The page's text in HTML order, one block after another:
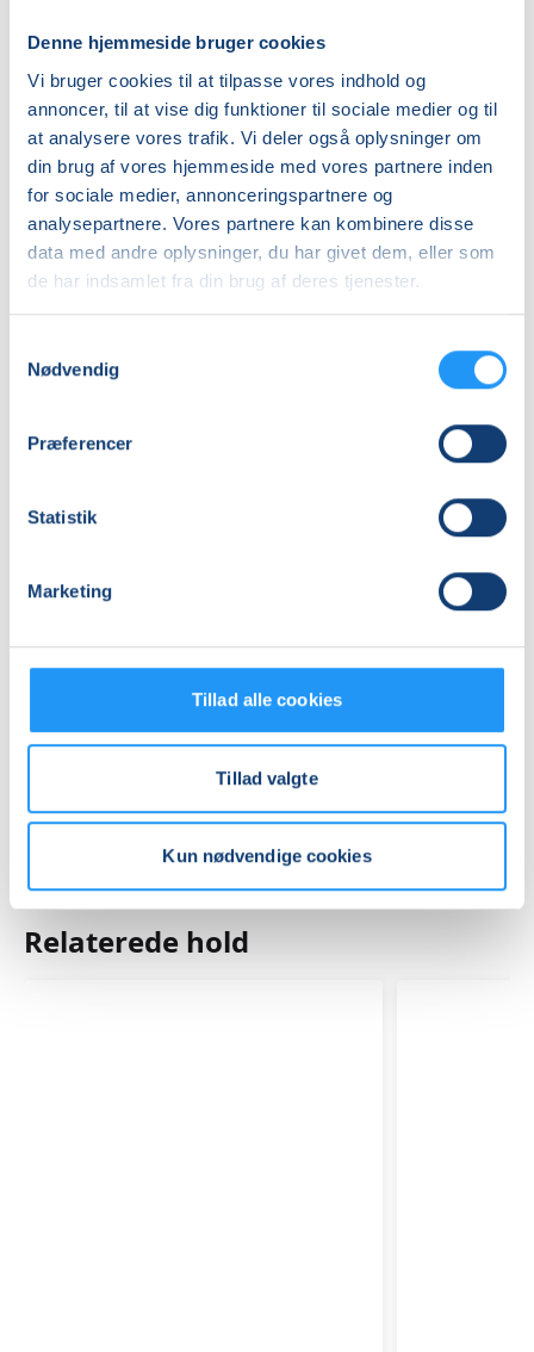
Denne hjemmeside bruger cookies
Vi bruger cookies til at tilpasse vores indhold og
annoncer, til at vise dig funktioner til sociale medier og til
at analysere vores trafik. Vi deler også oplysninger om
din brug af vores hjemmeside med vores partnere inden
for sociale medier, annonceringspartnere og
analysepartnere. Vores partnere kan kombinere disse
data med andre oplysninger, du har givet dem, eller som
de har indsamlet fra din brug af deres tjenester.
Nødvendig
Præferencer
Statistik
Marketing
Tillad alle cookies
Tillad valgte
Kun nødvendige cookies
DKK 670,00
Info
Nummer
262108
Første mødegang
Sidste mødegang
Antal mødegange
Adresse
Se på kort
Praktiske oplysninger
Relaterede hold